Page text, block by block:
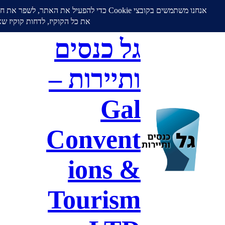
גל כנסים
ותיירות –
Gal
Convent
ions &
Tourism